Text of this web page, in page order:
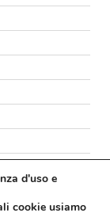
d'uso e
cookie usiamo